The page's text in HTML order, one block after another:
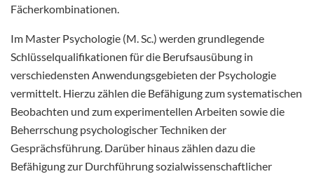
Fächerkombinationen.
Im Master Psychologie (M. Sc.) werden grundlegende
Schlüsselqualifikationen für die Berufsausübung in
verschiedensten Anwendungsgebieten der Psychologie
vermittelt. Hierzu zählen die Befähigung zum systematischen
Beobachten und zum experimentellen Arbeiten sowie die
Beherrschung psychologischer Techniken der
Gesprächsführung. Darüber hinaus zählen dazu die
Befähigung zur Durchführung sozialwissenschaftlicher